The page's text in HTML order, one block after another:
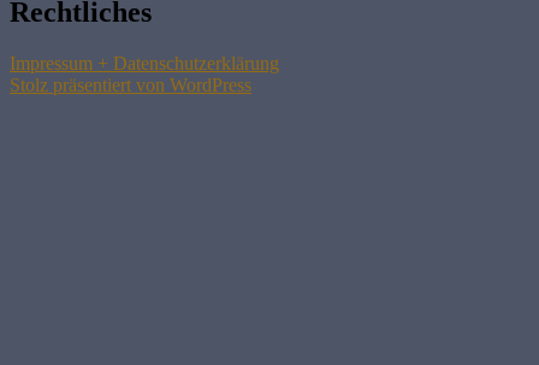
Rechtliches
Impressum + Datenschutzerklärung
Stolz präsentiert von WordPress